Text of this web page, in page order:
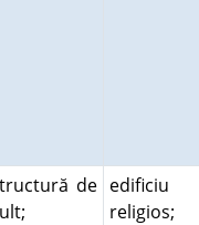
de edificiu
religios;